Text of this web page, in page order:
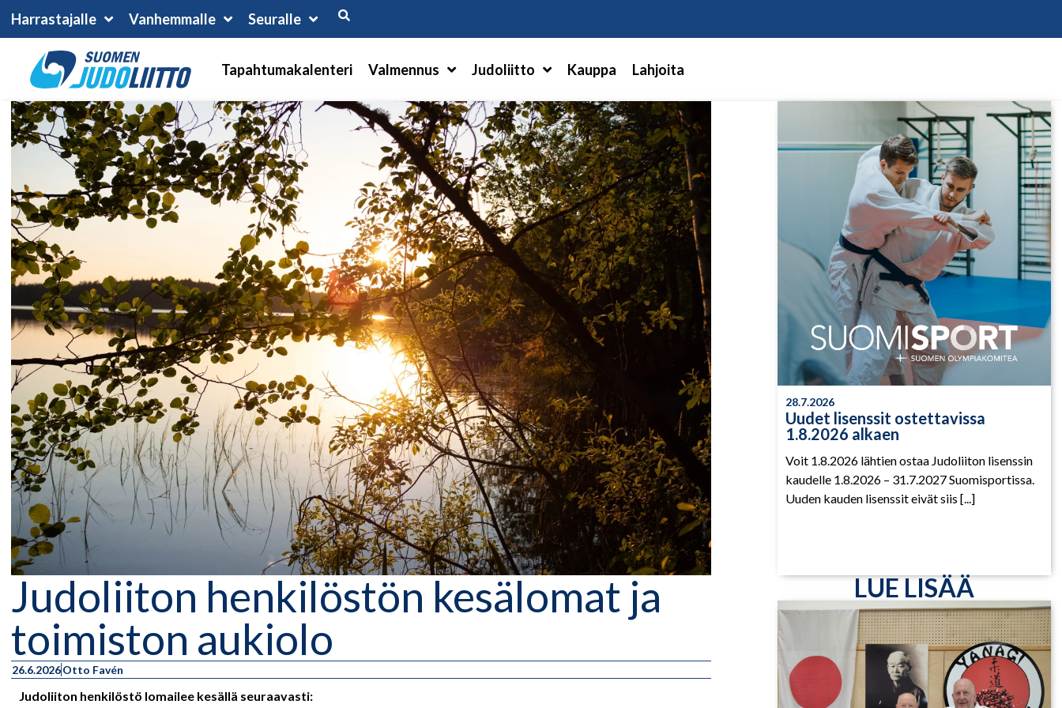
Harrastajalle Vanhemmalle Seuralle
Tapahtumakalenteri Valmennus Judoliitto Kauppa Lahjoita
Judoliiton henkilöstön kesälomat ja
toimiston aukiolo
26.6.2026Otto Favén
Judoliiton henkilöstö lomailee kesällä seuraavasti:
28.7.2026
Uudet lisenssit ostettavissa
1.8.2026 alkaen
Voit 1.8.2026 lähtien ostaa Judoliiton lisenssin
kaudelle 1.8.2026 – 31.7.2027 Suomisportissa.
Uuden kauden lisenssit eivät siis [...]
LUE LISÄÄ